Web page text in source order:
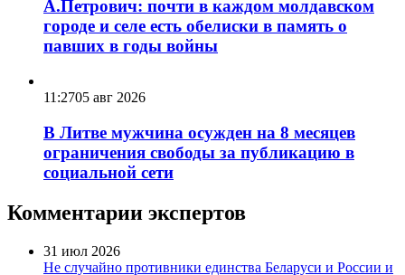
А.Петрович: почти в каждом молдавском
городе и селе есть обелиски в память о
павших в годы войны
11:2705 авг 2026
В Литве мужчина осужден на 8 месяцев
ограничения свободы за публикацию в
социальной сети
Комментарии экспертов
31 июл 2026
Не случайно противники единства Беларуси и России и